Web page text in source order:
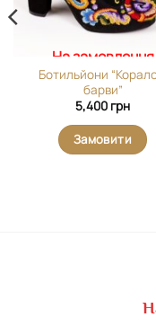
На замовлення
Ботильйони
барви”
5,400 грн
Замовити